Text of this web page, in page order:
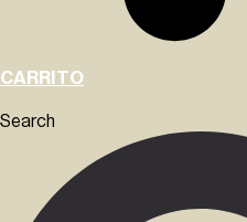
CARRITO
Search